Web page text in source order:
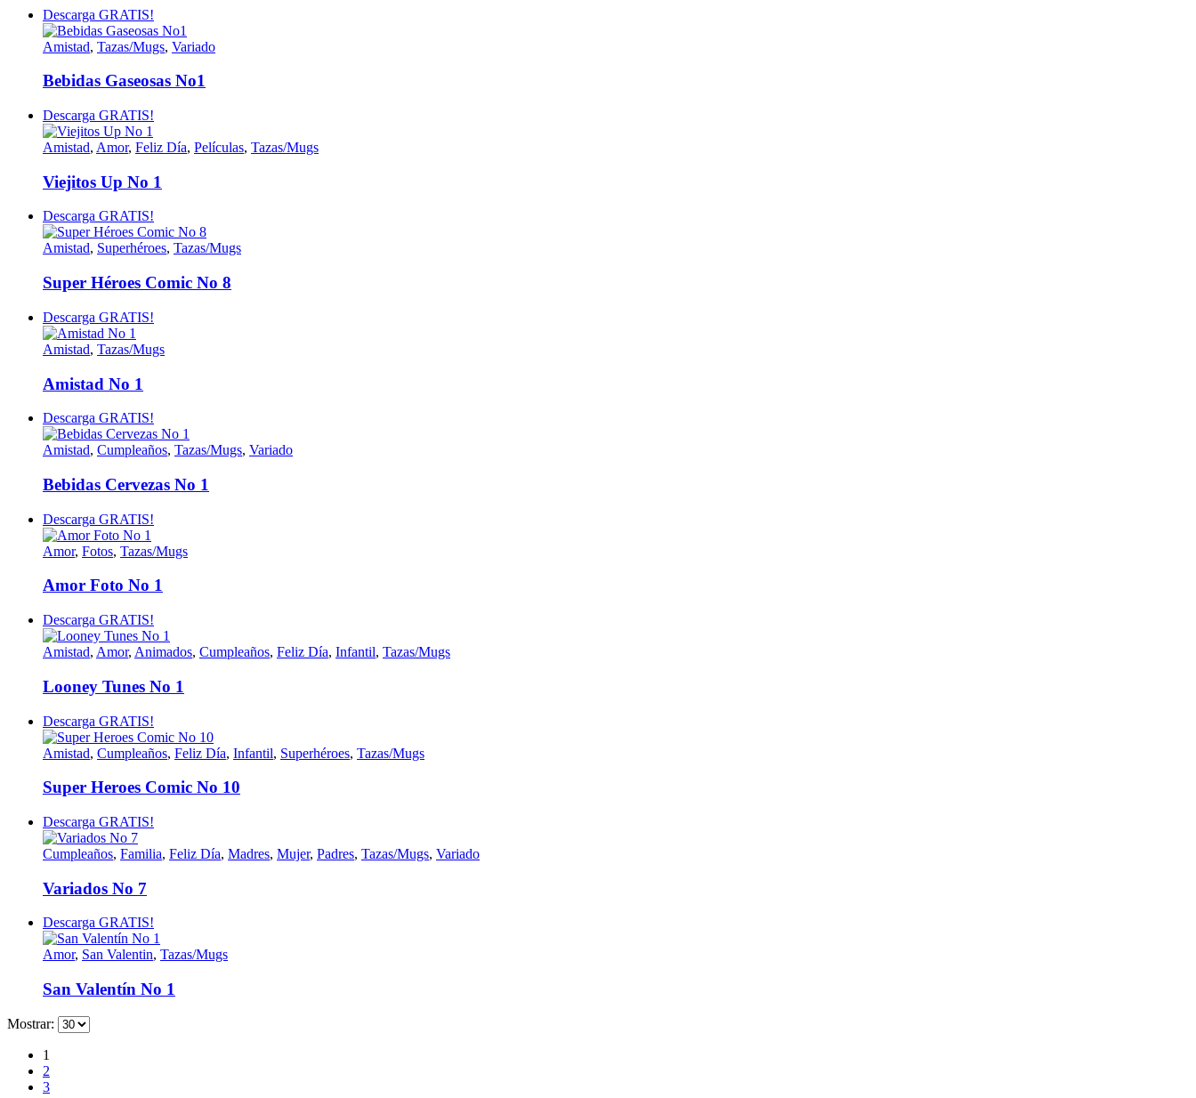
Descarga GRATIS!
Amistad, Tazas/Mugs, Variado
Bebidas Gaseosas No1
Descarga GRATIS!
Amistad, Amor, Feliz Día, Películas, Tazas/Mugs
Viejitos Up No 1
Descarga GRATIS!
Amistad, Superhéroes, Tazas/Mugs
Super Héroes Comic No 8
Descarga GRATIS!
Amistad, Tazas/Mugs
Amistad No 1
Descarga GRATIS!
Amistad, Cumpleaños, Tazas/Mugs, Variado
Bebidas Cervezas No 1
Descarga GRATIS!
Amor, Fotos, Tazas/Mugs
Amor Foto No 1
Descarga GRATIS!
Amistad, Amor, Animados, Cumpleaños, Feliz Día, Infantil, Tazas/Mugs
Looney Tunes No 1
Descarga GRATIS!
Amistad, Cumpleaños, Feliz Día, Infantil, Superhéroes, Tazas/Mugs
Super Heroes Comic No 10
Descarga GRATIS!
Cumpleaños, Familia, Feliz Día, Madres, Mujer, Padres, Tazas/Mugs, Variado
Variados No 7
Descarga GRATIS!
Amor, San Valentin, Tazas/Mugs
San Valentín No 1
Mostrar:
1
2
3